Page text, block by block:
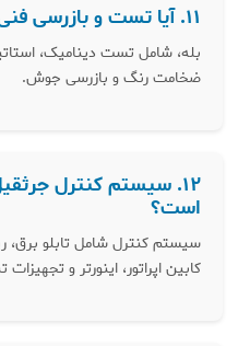
۱۱. آیا تست و بازرسی فنی انجام می‌دهید؟
بله، شامل تست دینامیک،
ضخامت رنگ و بازرسی جوش.
۱۲. سیستم کنترل
است؟
سیستم کنترل شامل تابلو برق،
کابین اپراتور، اینورتر و